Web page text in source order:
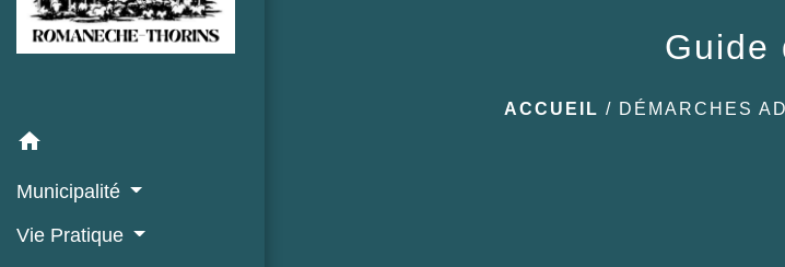
home
Municipalité
Vie Pratique
Guide
ACCUEIL / DÉMARCHES